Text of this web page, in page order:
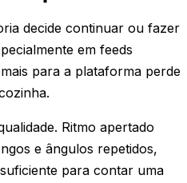
decide continuar ou fazer
em feeds
para a plataforma perde
Ritmo apertado
e ângulos repetidos,
para contar uma